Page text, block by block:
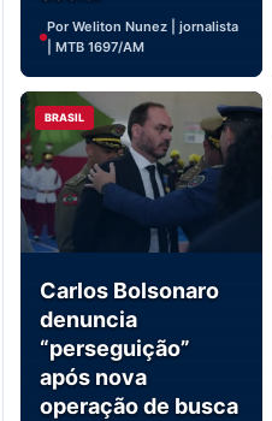
Por Weliton Nunez | jornalista
| MTB 1697/AM
BRASIL
Carlos Bolsonaro
denuncia
“perseguição”
após nova
operação de busca